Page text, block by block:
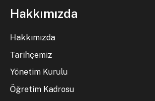
Hakkımızda
Hakkımızda
Tarihçemiz
Yönetim Kurulu
Öğretim Kadrosu